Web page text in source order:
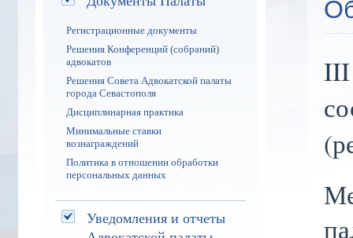
III
Регистрационные документы
Решения Конференций (собраний)
адвокатов
Решения Совета Адвокатской палаты
города Севастополя
Дисциплинарная практика
Минимальные ставки
вознаграждений
Политика в отношении обработки
персональных данных
Уведомления и отчеты